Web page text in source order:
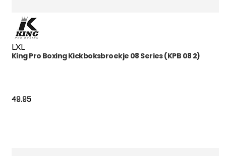
LXL
King Pro Boxing Kickboksbroekje 08 Series (KPB 08 2)
49.95